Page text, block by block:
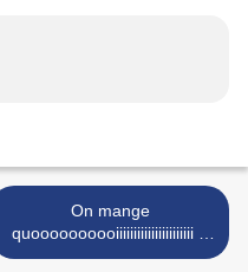
On mange
quoooooooooiiiiiiiiiiiiiiiiiiiiii ?
Un croque Madame version